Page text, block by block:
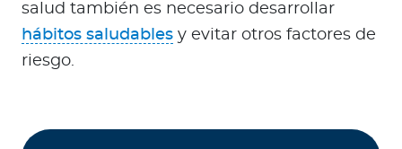
salud también es necesario desarrollar
hábitos saludables y evitar otros factores de
riesgo.